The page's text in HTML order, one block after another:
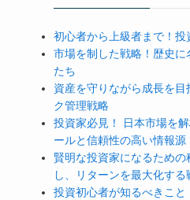
初心者から上級者まで！投
市場を制した戦略！歴史
たち
資産を守りながら成長を目
ク管理戦略
投資家必見！ 日本市場を
ールと信頼性の高い情報源
賢明な投資家になるため
し、リターンを最大化する
投資初心者が知るべきこと